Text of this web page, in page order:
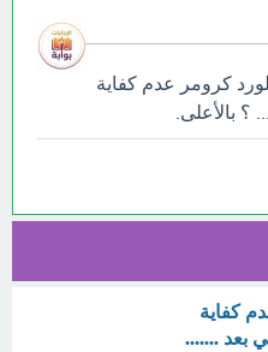
كرومر عدم كفاية
؟ بالأعلى.
كفاية
بعد .......